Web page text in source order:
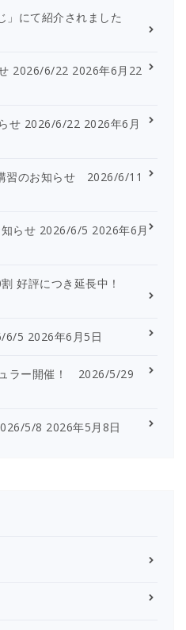
」にて紹介されました
2026/6/22 2026年6月22
せ 2026/6/22 2026年6月
習のお知らせ 2026/6/11
らせ 2026/6/5 2026年6月
好評につき延長中！
6/5 2026年6月5日
ラー開催！ 2026/5/29
5/8 2026年5月8日